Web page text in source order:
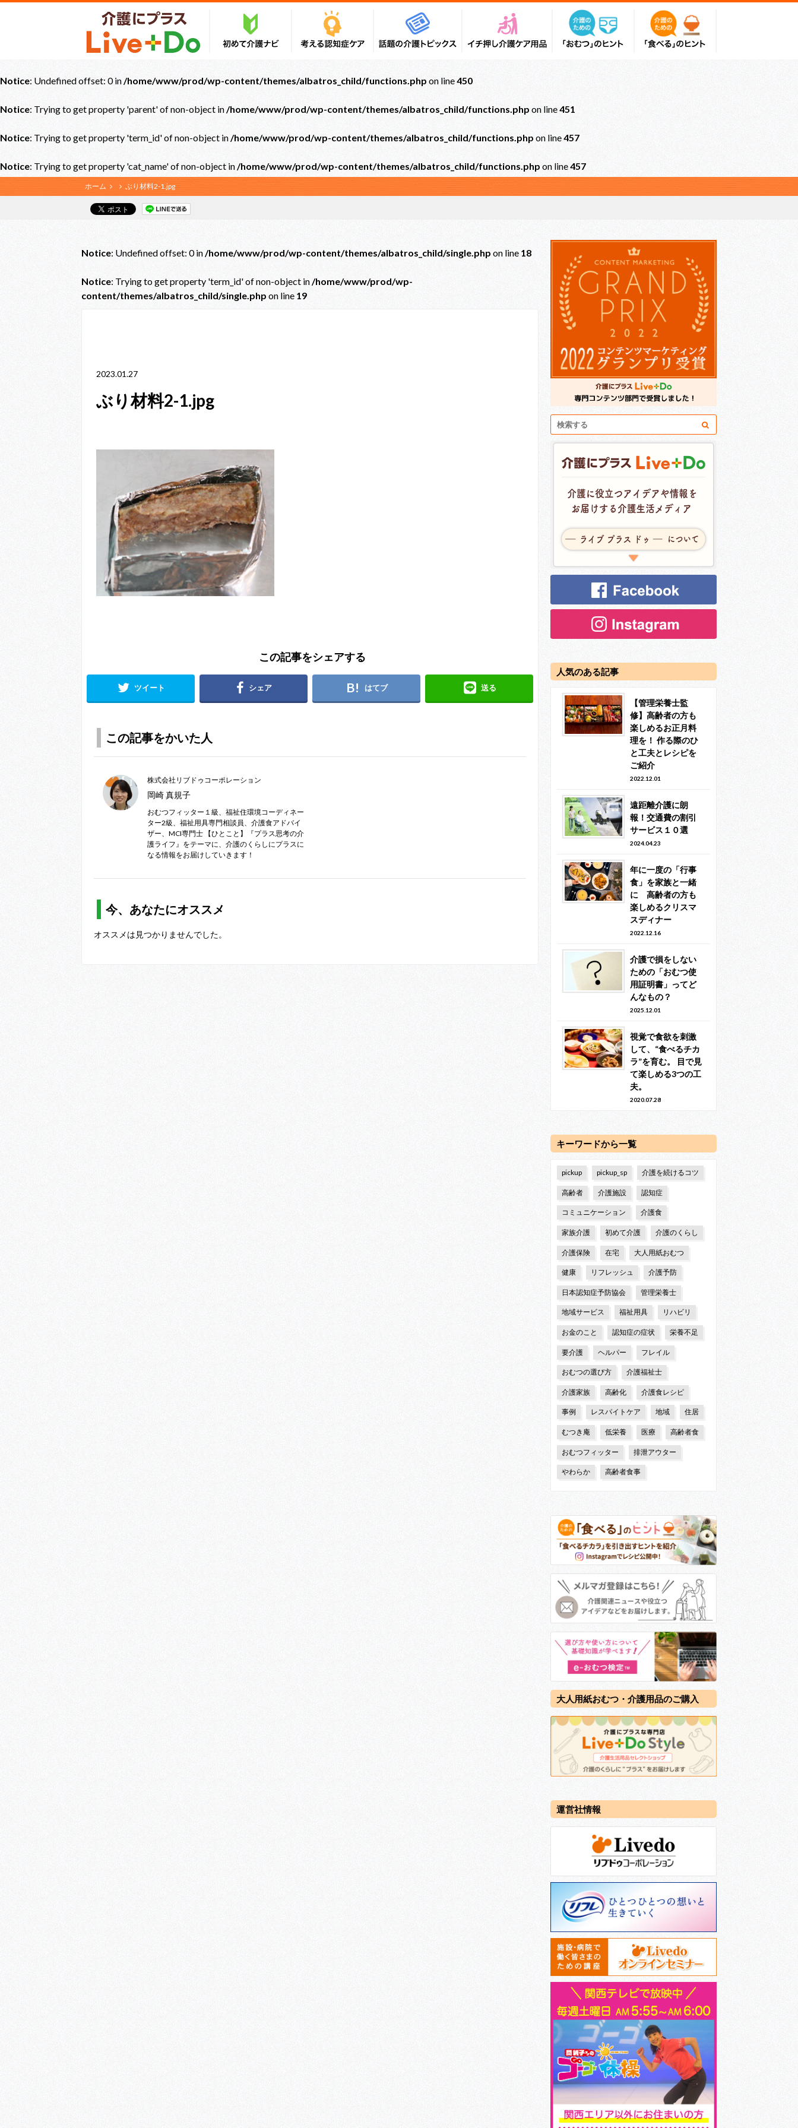
Notice: Undefined offset: 0 in/home/www/prod/wp-content/themes/albatros_child/functions.php on line450
Notice: Trying to get property 'parent' of non-object in/home/www/prod/wp-content/themes/albatros_child/functions.php on line451
Notice: Trying to get property 'term_id' of non-object in/home/www/prod/wp-content/themes/albatros_child/functions.php on line457
Notice: Trying to get property 'cat_name' of non-object in/home/www/prod/wp-content/themes/albatros_child/functions.php on line457
ホーム ぶり材料2-1.jpg
Notice: Undefined offset: 0 in/home/www/prod/wp-content/themes/albatros_child/single.php on line 18
Notice: Trying to get property 'term_id' of non-object in/home/www/prod/wp-
content/themes/albatros_child/single.php on line 19
2023.01.27
ぶり材料2-1.jpg
この記事をシェアする
ツイート シェア はてブ 送る
この記事をかいた人
株式会社リブドゥコーポレーション
岡崎 真規子
おむつフィッター１級、福祉住環境コーディネー
ター2級、福祉用具専門相談員、介護食アドバイ
ザー、MCI専門士 【ひとこと】『プラス思考の介
護ライフ』をテーマに、介護のくらしにプラスに
なる情報をお届けしていきます！
今、あなたにオススメ
オススメは見つかりませんでした。
人気のある記事
【管理栄養士監
修】高齢者の方も
楽しめるお正月料
理を！ 作る際のひ
と工夫とレシピを
ご紹介
2022.12.01
遠距離介護に朗
報！交通費の割引
サービス１０選
2024.04.23
年に一度の「行事
食」を家族と一緒
に 高齢者の方も
楽しめるクリスマ
スディナー
2022.12.16
介護で損をしない
ための「おむつ使
用証明書」ってど
んなもの？
2025.12.01
視覚で食欲を刺激
して、“食べるチカ
ラ”を育む。 目で見
て楽しめる3つの工
夫。
2020.07.28
キーワードから一覧
pickup pickup_sp 介護を続けるコツ
高齢者 介護施設 認知症
コミュニケーション 介護食
家族介護 初めて介護 介護のくらし
介護保険 在宅 大人用紙おむつ
健康 リフレッシュ 介護予防
日本認知症予防協会 管理栄養士
地域サービス 福祉用具 リハビリ
お金のこと 認知症の症状 栄養不足
要介護 ヘルパー フレイル
おむつの選び方 介護福祉士
介護家族 高齢化 介護食レシピ
事例 レスパイトケア 地域 住居
むつき庵 低栄養 医療 高齢者食
おむつフィッター 排泄アウター
やわらか 高齢者食事
大人用紙おむつ・介護用品のご購入
運営社情報